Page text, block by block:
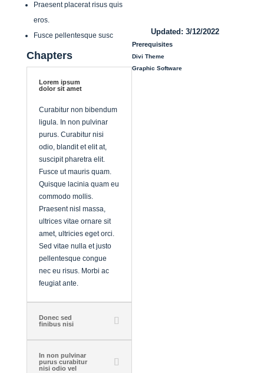
Praesent placerat risus quis
eros.
Fusce pellentesque susc
Chapters
Lorem ipsum
dolor sit amet
Curabitur non bibendum
ligula. In non pulvinar
purus. Curabitur nisi
odio, blandit et elit at,
suscipit pharetra elit.
Fusce ut mauris quam.
Quisque lacinia quam eu
commodo mollis.
Praesent nisl massa,
ultrices vitae ornare sit
amet, ultricies eget orci.
Sed vitae nulla et justo
pellentesque congue
nec eu risus. Morbi ac
feugiat ante.
Donec sed
finibus nisi
In non pulvinar
purus curabitur
nisi odio vel
Updated: 3/12/2022
Prerequisites
Divi Theme
Graphic Software